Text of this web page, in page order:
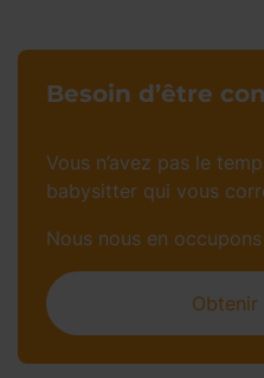
Besoin d’être
Vous n’avez pas le
babysitter qui vous
Nous nous en
Obtenir